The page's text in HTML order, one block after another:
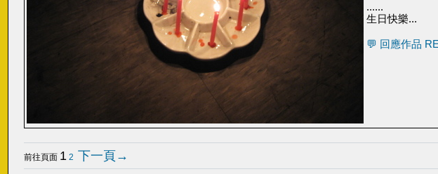
......
生日快樂...
💬 回應作品
前往頁面 1 2 下一頁→